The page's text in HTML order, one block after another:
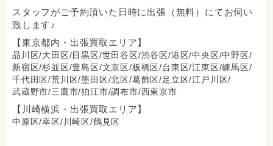
スタッフがご予約頂いた日時に出張（無料）にてお伺い
致します♪
【東京都内・出張買取エリア】
品川区/大田区/目黒区/世田谷区/渋谷区/港区/中央区/中野区/
新宿区/杉並区/豊島区/文京区/板橋区/台東区/江東区/練馬区/
千代田区/荒川区/墨田区/北区/葛飾区/足立区/江戸川区/
武蔵野市/三鷹市/狛江市/調布市/西東京市
【川崎横浜・出張買取エリア】
中原区/幸区/川崎区/鶴見区